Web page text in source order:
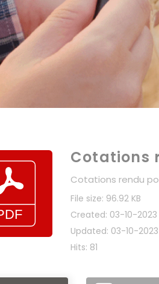
Cotations
Cotations rendu
File size: 96.92 KB
Created: 03-10-2023
Updated: 03-10-2023
Hits: 81